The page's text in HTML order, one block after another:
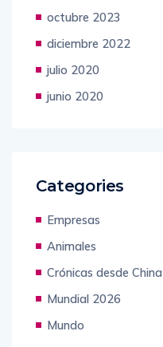
octubre 2023
diciembre 2022
julio 2020
junio 2020
Categories
Empresas
Animales
Crónicas desde China
Mundial 2026
Mundo